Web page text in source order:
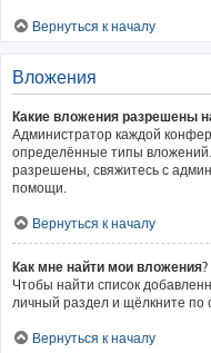
Вернуться к началу
Вложения
Какие вложения разрешены
Администратор каждой
определённые типы
разрешены, свяжитесь с
помощи.
Вернуться к началу
Как мне найти мои вложения?
Чтобы найти список
личный раздел и щёлкните по
Вернуться к началу